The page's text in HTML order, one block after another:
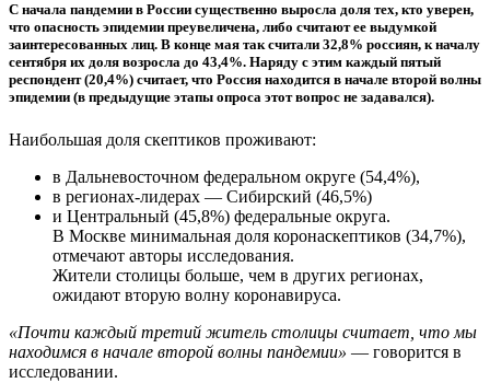
С начала пандемии в России существенно выросла доля тех, кто уверен,
что опасность эпидемии преувеличена, либо считают ее выдумкой
заинтересованных лиц. В конце мая так считали 32,8% россиян, к началу
сентября их доля возросла до 43,4%. Наряду с этим каждый пятый
респондент (20,4%) считает, что Россия находится в начале второй волны
эпидемии (в предыдущие этапы опроса этот вопрос не задавался).
Наибольшая доля скептиков проживают:
в Дальневосточном федеральном округе (54,4%),
в регионах-лидерах — Сибирский (46,5%)
и Центральный (45,8%) федеральные округа.
В Москве минимальная доля коронаскептиков (34,7%),
отмечают авторы исследования.
Жители столицы больше, чем в других регионах,
ожидают вторую волну коронавируса.
«Почти каждый третий житель столицы считает, что мы
находимся в начале второй волны пандемии» — говорится в
исследовании.